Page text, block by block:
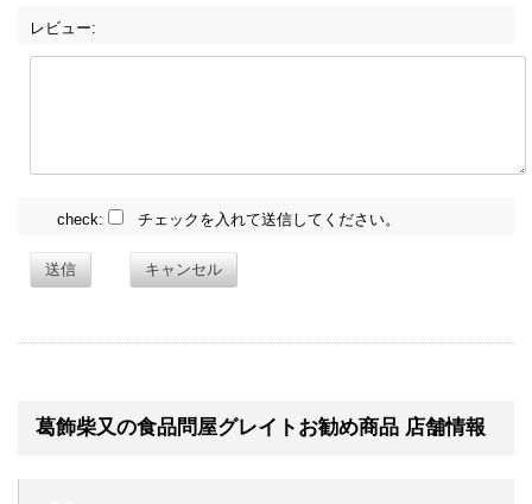
レビュー:
check: チェックを入れて送信してください。
送信 キャンセル
葛飾柴又の食品問屋グレイトお勧め商品 店舗情報